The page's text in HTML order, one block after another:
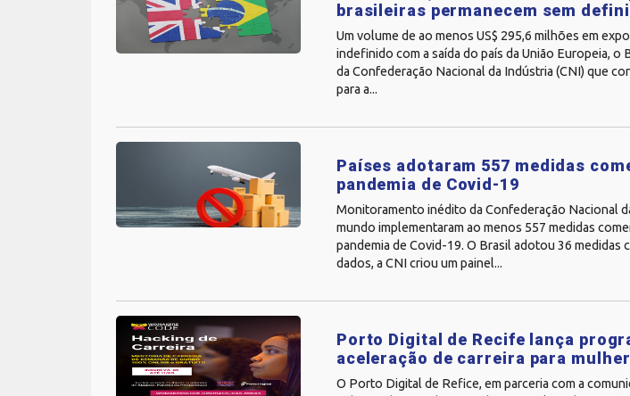
brasileiras permanecem sem
Um volume de ao menos US$ 295,6 milhões em
indefinido com a saída do país da União Europeia,
da Confederação Nacional da Indústria (CNI) que
para a...
Países adotaram 557 medidas
pandemia de Covid-19
Monitoramento inédito da Confederação Nacional
mundo implementaram ao menos 557 medidas
pandemia de Covid-19. O Brasil adotou 36 medidas
dados, a CNI criou um painel...
Porto Digital de Recife lança
aceleração de carreira para
O Porto Digital de Refice, em parceria com a